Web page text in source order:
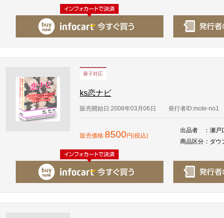
冊子対応
ks恋ナビ
販売開始日:2008年03月06日 発行者ID:mote-no1
販売価格:8500円(税込)
出品者 ： 瀬
商品区分 ： ダウ